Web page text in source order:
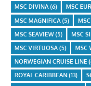
MSC DIVINA(6) MSC
MSC MAGNIFICA(5)
MSC SEAVIEW(5) MSC
MSC VIRTUOSA(5) MSC
NORWEGIAN CRUISE LINE
ROYAL CARIBBEAN(13)